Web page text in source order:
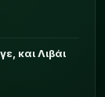
και Λιβάι